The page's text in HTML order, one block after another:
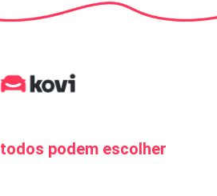
todos podem escolher